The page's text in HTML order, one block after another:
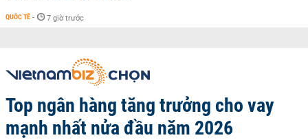
QUỐC TẾ - 7 giờ trước
Top ngân hàng tăng trưởng cho vay
mạnh nhất nửa đầu năm 2026